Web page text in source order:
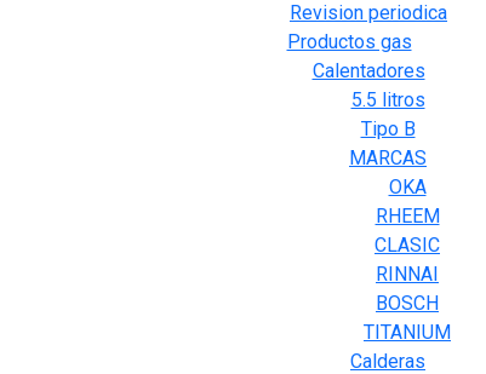
Revision periodica
Productos gas
Calentadores
5.5 litros
Tipo B
MARCAS
OKA
RHEEM
CLASIC
RINNAI
BOSCH
TITANIUM
Calderas